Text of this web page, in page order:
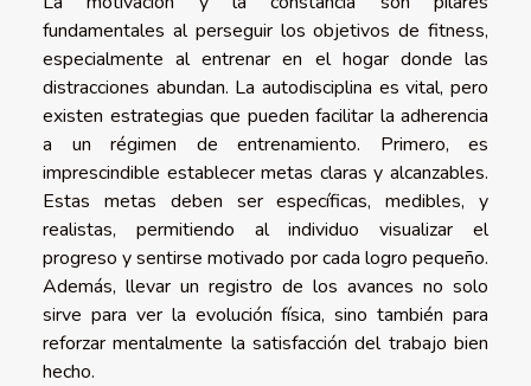
fundamentales al perseguir los objetivos de fitness,
especialmente al entrenar en el hogar donde las
distracciones abundan. La autodisciplina es vital, pero
existen estrategias que pueden facilitar la adherencia
a un régimen de entrenamiento. Primero, es
imprescindible establecer metas claras y alcanzables.
Estas metas deben ser específicas, medibles, y
realistas, permitiendo al individuo visualizar el
progreso y sentirse motivado por cada logro pequeño.
Además, llevar un registro de los avances no solo
sirve para ver la evolución física, sino también para
reforzar mentalmente la satisfacción del trabajo bien
hecho.